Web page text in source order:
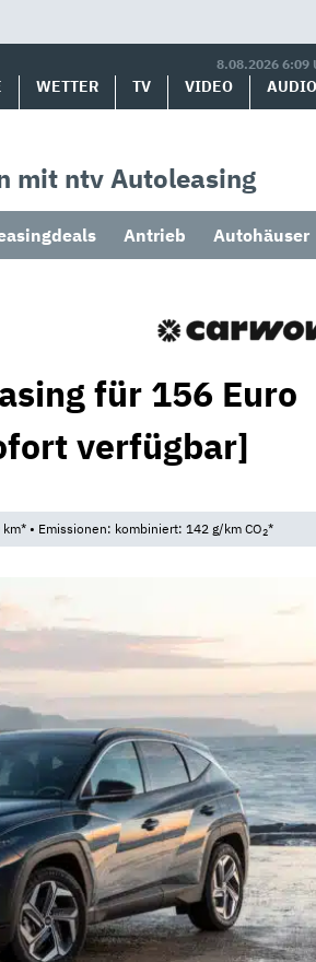
8.08.2026 6:09
WETTER TV VIDEO AUDIO
mit ntv Autoleasing
Antrieb Autohäuser
für 156 Euro
verfügbar]
• Emissionen: kombiniert: 142 g/km CO2*